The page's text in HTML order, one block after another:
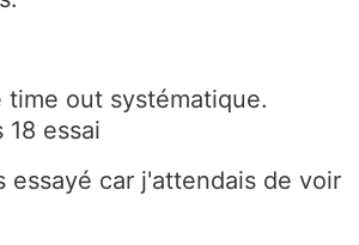
time out systématique.
18 essai
essayé car j'attendais de voir